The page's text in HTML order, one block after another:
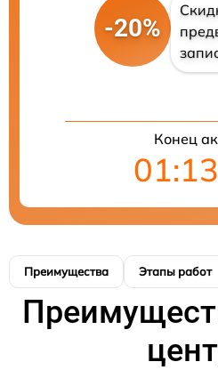
-20%
Конец
Преимущества Этапы работ